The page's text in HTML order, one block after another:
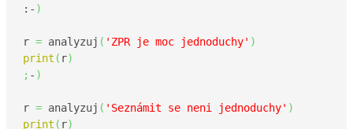
:- )
r = analyzuj ( 'ZPR je moc jednoduchy' )
print ( r)
; - )
r = analyzuj ( 'Seznámit se neni jednoduchy' )
print ( r)